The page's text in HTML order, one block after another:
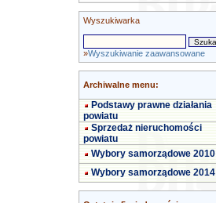
Wyszukiwarka
»Wyszukiwanie zaawansowane
Archiwalne menu:
Podstawy prawne działania
powiatu
Sprzedaż nieruchomości
powiatu
Wybory samorządowe 2010
Wybory samorządowe 2014